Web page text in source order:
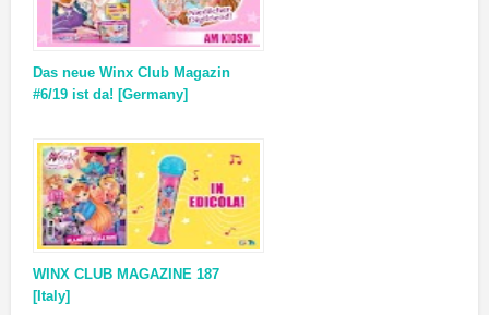
Das neue Winx Club Magazin
#6/19 ist da! [Germany]
WINX CLUB MAGAZINE 187
[Italy]